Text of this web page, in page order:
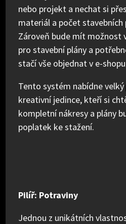
nebo projekt a nechat si
materiál a počet stavebních
Zároveň bude mít možnost
pro stavební plány a
stačí vše objednat v e-
Tento systém nabídne
kreativní jedince, kteří si
kompletní nákresy a plány
poplatek ke stažení.
Pilíř: Potraviny
Jednou z unikátních